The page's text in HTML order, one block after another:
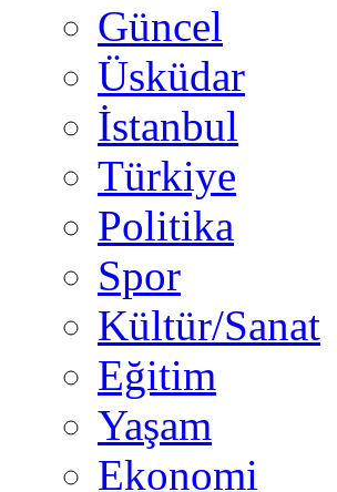
Güncel
Üsküdar
İstanbul
Türkiye
Politika
Spor
Kültür/Sanat
Eğitim
Yaşam
Ekonomi